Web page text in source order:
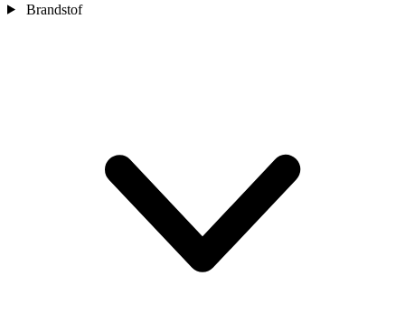
Brandstof